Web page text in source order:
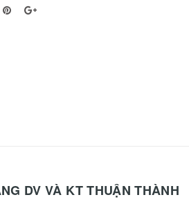
DV VÀ KT THUẬN THÀNH